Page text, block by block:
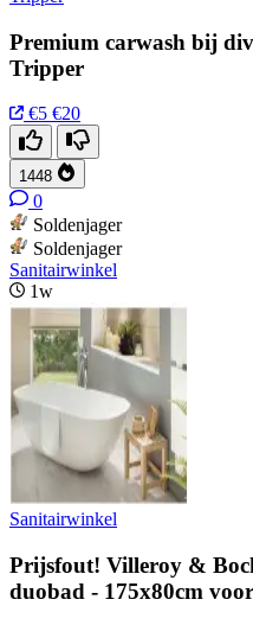
Premium carwash bij
Tripper
€5 €20
1448
0
Soldenjager
Soldenjager
Sanitairwinkel
1w
Sanitairwinkel
Prijsfout! Villeroy &
duobad - 175x80cm